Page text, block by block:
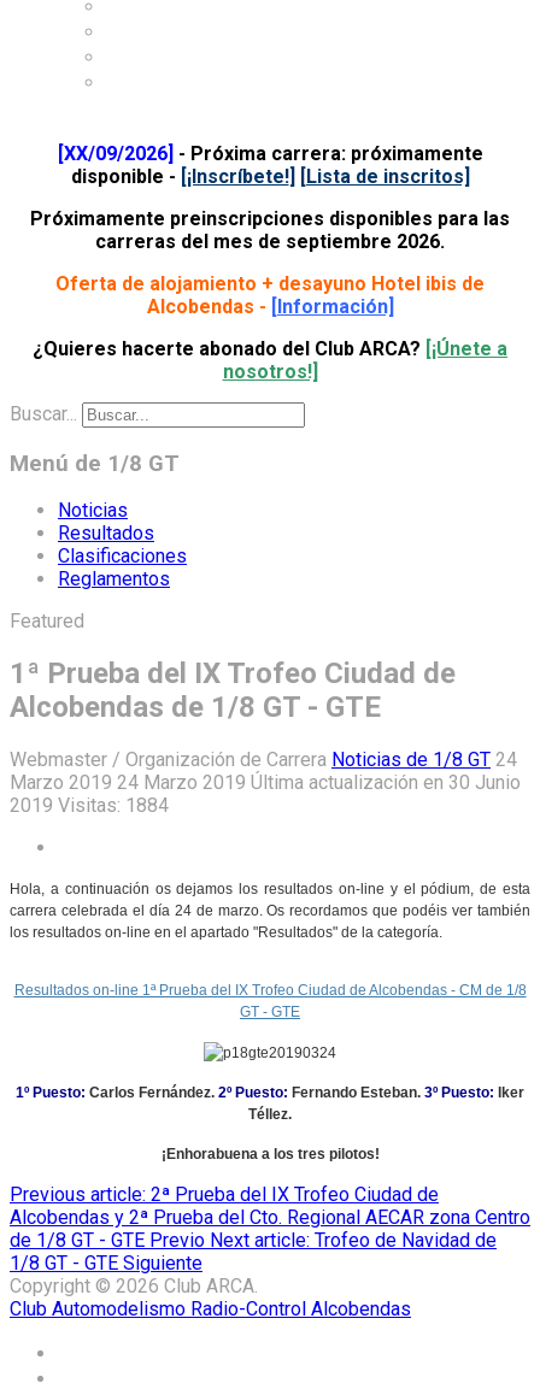
[XX/09/2026] - Próxima carrera: próximamente
disponible - [¡Inscríbete!] [Lista de inscritos]
Próximamente preinscripciones disponibles para las
carreras del mes de septiembre 2026.
Oferta de alojamiento + desayuno Hotel ibis de
Alcobendas - [Información]
¿Quieres hacerte abonado del Club ARCA? [¡Únete a
nosotros!]
Buscar...
Menú de 1/8 GT
Noticias
Resultados
Clasificaciones
Reglamentos
Featured
1ª Prueba del IX Trofeo Ciudad de
Alcobendas de 1/8 GT - GTE
Webmaster / Organización de Carrera Noticias de 1/8 GT 24
Marzo 2019 24 Marzo 2019 Última actualización en 30 Junio
2019 Visitas: 1884
Hola, a continuación os dejamos los resultados on-line y el pódium, de esta
carrera celebrada el día 24 de marzo. Os recordamos que podéis ver también
los resultados on-line en el apartado "Resultados" de la categoría.
Resultados on-line 1ª Prueba del IX Trofeo Ciudad de Alcobendas - CM de 1/8
GT - GTE
1º Puesto: Carlos Fernández. 2º Puesto: Fernando Esteban. 3º Puesto: Iker
Téllez.
¡Enhorabuena a los tres pilotos!
Previous article: 2ª Prueba del IX Trofeo Ciudad de
Alcobendas y 2ª Prueba del Cto. Regional AECAR zona Centro
de 1/8 GT - GTE Previo Next article: Trofeo de Navidad de
1/8 GT - GTE Siguiente
Copyright © 2026 Club ARCA.
Club Automodelismo Radio-Control Alcobendas